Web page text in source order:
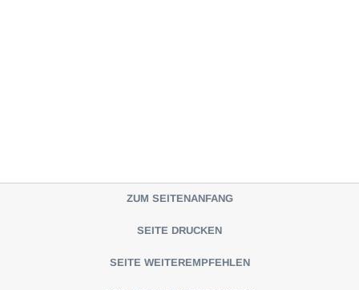
ZUM SEITENANFANG
SEITE DRUCKEN
SEITE WEITEREMPFEHLEN